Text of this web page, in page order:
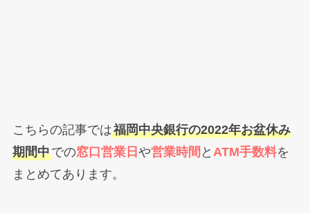
こちらの記事では福岡中央銀行の2022年お盆休み
期間中での窓口営業日 や営業時間 と ATM手数料を
まとめてあります。